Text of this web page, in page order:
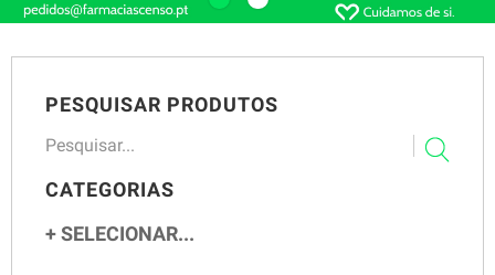
PESQUISAR PRODUTOS
CATEGORIAS
SELECIONAR...